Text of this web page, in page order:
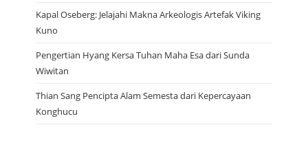
Kapal Oseberg: Jelajahi Makna Arkeologis Artefak Viking
Kuno
Pengertian Hyang Kersa Tuhan Maha Esa dari Sunda
Wiwitan
Thian Sang Pencipta Alam Semesta dari Kepercayaan
Konghucu